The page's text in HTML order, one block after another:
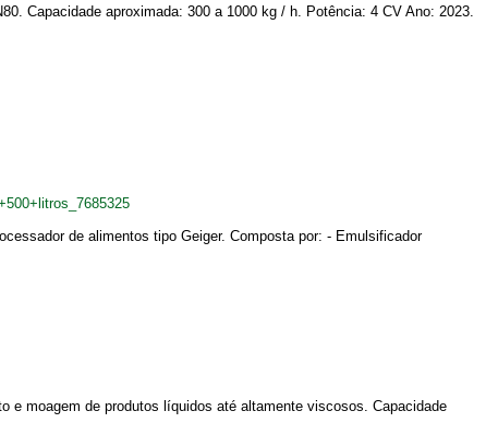
Capacidade aproximada: 300 a 1000 kg / h. Potência: 4 CV Ano: 2023.
de alimentos tipo Geiger. Composta por: - Emulsificador
e moagem de produtos líquidos até altamente viscosos. Capacidade